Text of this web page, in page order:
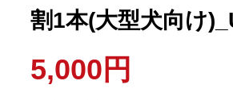
割1本(大型犬向け
5,000円